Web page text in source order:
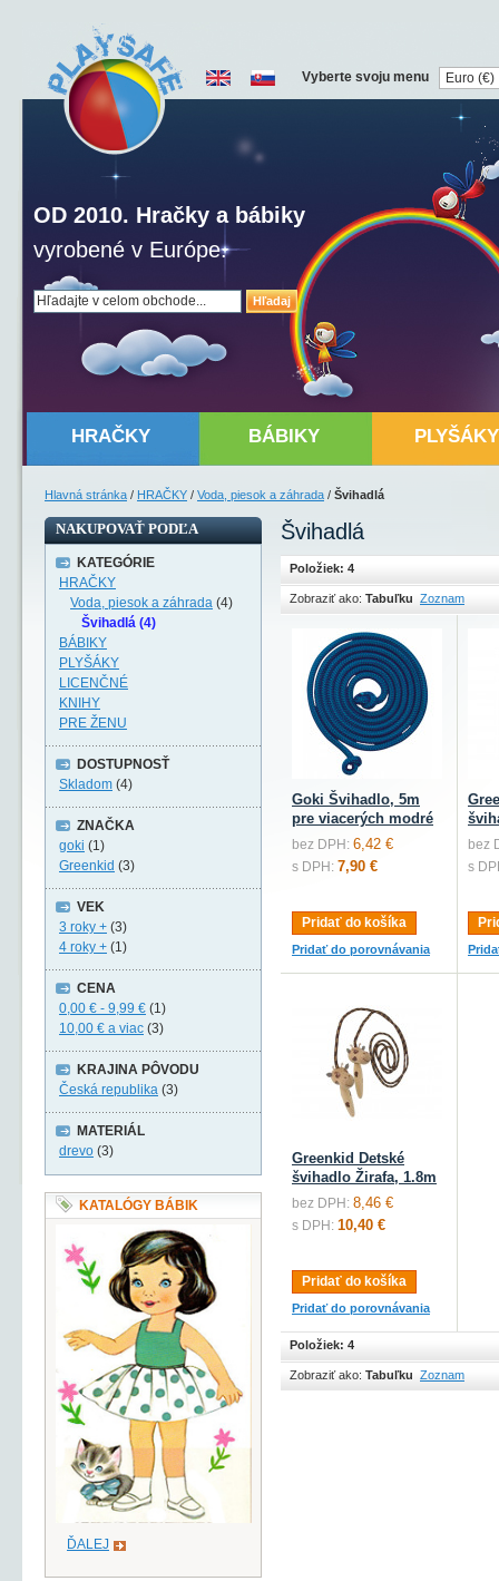
Hľadaj
OD 2010. Hračky a bábiky
vyrobené v Európe.
Vyberte svoju menu
HRAČKY BÁBIKY PLYŠÁKY
Hlavná stránka / HRAČKY / Voda, piesok a záhrada / Švihadlá
Švihadlá
Položiek: 4
Zobraziť ako: Tabuľku Zoznam
Goki Švihadlo, 5m
pre viacerých modré
bez DPH: 6,42 €
s DPH: 7,90 €
Pridať do košíka
Pridať do porovnávania
bez
s
Greenkid Detské
švihadlo Žirafa, 1.8m
bez DPH: 8,46 €
s DPH: 10,40 €
Pridať do košíka
Pridať do porovnávania
Položiek: 4
Zobraziť ako: Tabuľku Zoznam
NAKUPOVAŤ PODĽA
KATEGÓRIE
HRAČKY
Voda, piesok a záhrada (4)
Švihadlá (4)
BÁBIKY
PLYŠÁKY
LICENČNÉ
KNIHY
PRE ŽENU
DOSTUPNOSŤ
Skladom (4)
ZNAČKA
goki (1)
Greenkid (3)
VEK
3 roky + (3)
4 roky + (1)
CENA
0,00 € - 9,99 € (1)
10,00 € a viac (3)
KRAJINA PÔVODU
Česká republika (3)
MATERIÁL
drevo (3)
KATALÓGY BÁBIK
ĎALEJ